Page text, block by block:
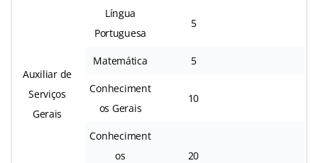
Auxiliar de
Serviços
Gerais
Língua
Portuguesa
5
Matemática 5
Conheciment
os Gerais
10
Conheciment
os
20